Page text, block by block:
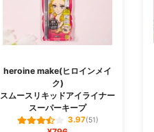
heroine make(ヒロインメイ
ク)
スムースリキッドアイライナー
スーパーキープ
3.97(51)